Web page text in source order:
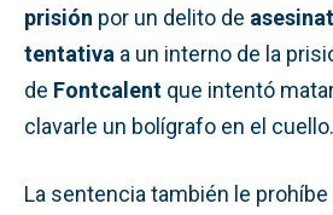
prisión por un delito de
tentativa a un interno de la
de Fontcalent que intentó
clavarle un bolígrafo en el cuello.
La sentencia también le